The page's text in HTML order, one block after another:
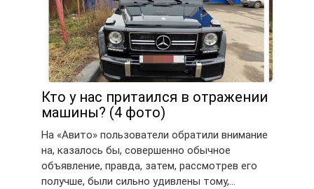
Кто у нас притаился в отражении
машины? (4 фото)
На «Авито» пользователи обратили внимание
на, казалось бы, совершенно обычное
объявление, правда, затем, рассмотрев его
получше, были сильно удивлены тому,…